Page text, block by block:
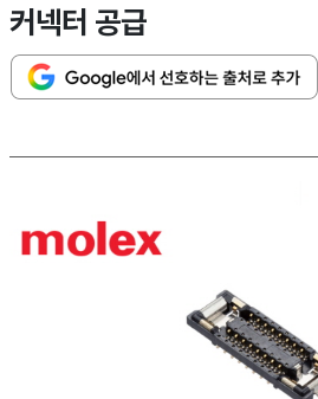
커넥터 공급